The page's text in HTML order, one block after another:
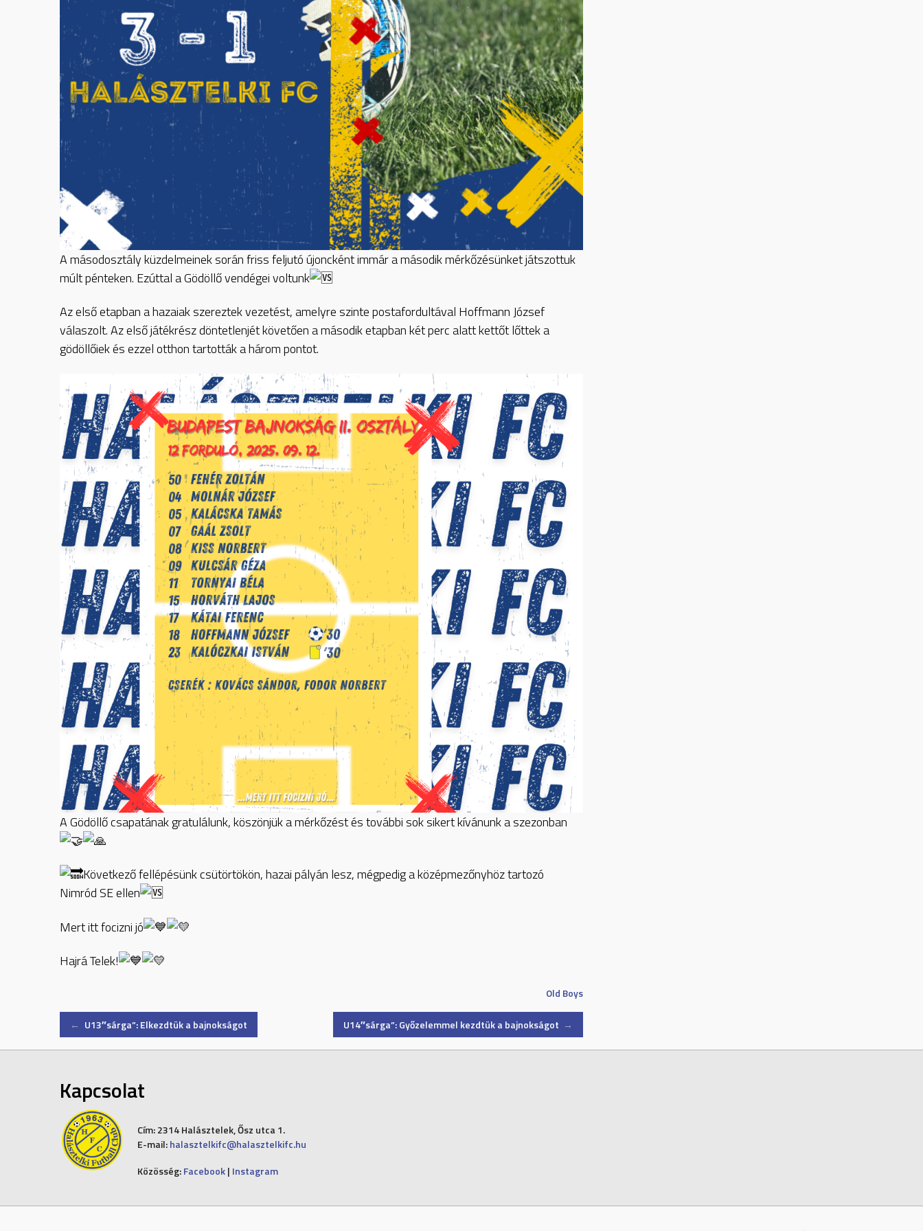
Amásodosztály küzdelmeinek során friss feljutó újoncként immár a második mérkőzésünket játszottuk
múlt pénteken. Ezúttal a Gödöllő vendégei voltunk
Az első etapban a hazaiak szereztek vezetést, amelyre szinte postafordultával Hoffmann József
válaszolt. Az első játékrész döntetlenjét követően a második etapban két perc alatt kettőt lőttek a
gödöllőiek és ezzel otthon tartották a három pontot.
A Gödöllő csapatának gratulálunk, köszönjük a mérkőzést és további sok sikert kívánunk a szezonban
Következő fellépésünk csütörtökön, hazai pályán lesz, mégpedig a középmezőnyhöz tartozó
Nimród SE ellen
Mert itt focizni jó
Hajrá Telek!
Old Boys
Post
← U13″sárga”: Elkezdtük a bajnokságot U14″sárga”: Győzelemmel kezdtük a bajnokságot →
Kapcsolat
Cím:2314 Halásztelek, Ősz utca 1.
E-mail: halasztelkifc@halasztelkifc.hu
Közösség: Facebook| Instagram